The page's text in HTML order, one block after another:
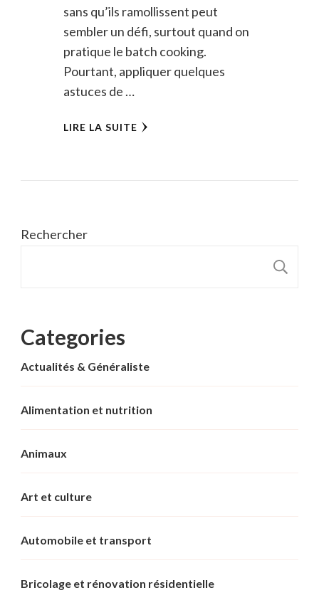
sans qu’ils ramollissent peut
sembler un défi, surtout quand on
pratique le batch cooking.
Pourtant, appliquer quelques
astuces de …
LIRE LA SUITE
Rechercher
Categories
Actualités & Généraliste
Alimentation et nutrition
Animaux
Art et culture
Automobile et transport
Bricolage et rénovation résidentielle